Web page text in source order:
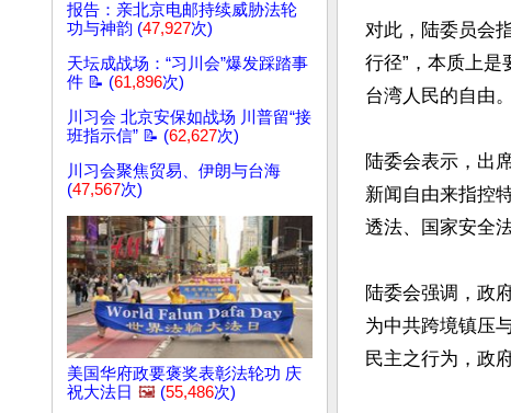
报告：亲北京电邮持续威胁法轮
功与神韵 (47,927次)
天坛成战场：“习川会”爆发踩踏事
件 📝 (61,896次)
川习会 北京安保如战场 川普留“接
班指示信” 📝 (62,627次)
川习会聚焦贸易、伊朗与台海
(47,567次)
美国华府政要褒奖表彰法轮功 庆
祝大法日 🖼️ (55,486次)
对此，陆委员会
行径”，本质上是
台湾人民的自由。
陆委会表示，出
新闻自由来指控
透法、国家安全
陆委会强调，政
为中共跨境镇压
民主之行为，政